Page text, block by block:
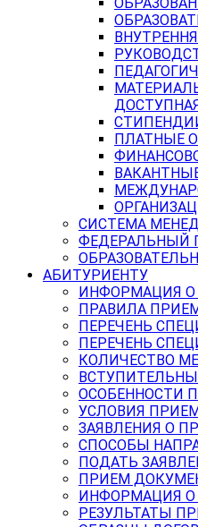
ПЛАТНЫЕ
СИСТЕМА
ФЕДЕРАЛЬНЫЙ
АБИТУРИЕНТУ
ИНФОРМАЦИЯ
ПРАВИЛА
ПЕРЕЧЕНЬ
ПЕРЕЧЕНЬ
КОЛИЧЕСТВО
ОСОБЕННОСТИ
УСЛОВИЯ
ЗАЯВЛЕНИЯ О
СПОСОБЫ
ПОДАТЬ
ПРИЕМ
ИНФОРМАЦИЯ
РЕЗУЛЬТАТЫ